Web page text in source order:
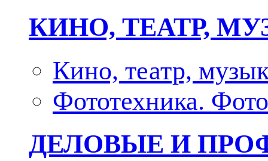
КИНО, ТЕАТР,
Кино, театр,
Фототехника.
ДЕЛОВЫЕ И